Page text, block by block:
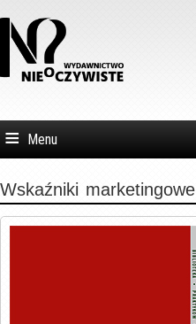
Menu
Wskaźniki marketingowe